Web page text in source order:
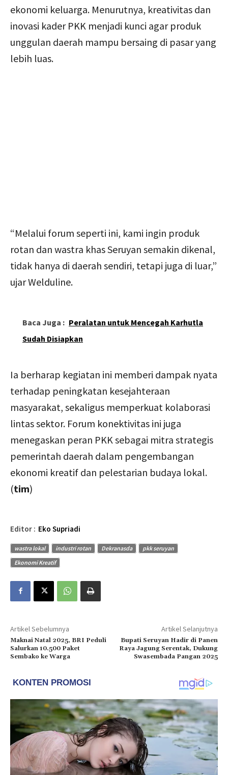
ekonomi keluarga. Menurutnya, kreativitas dan
inovasi kader PKK menjadi kunci agar produk
unggulan daerah mampu bersaing di pasar yang
lebih luas.
“Melalui forum seperti ini, kami ingin produk
rotan dan wastra khas Seruyan semakin dikenal,
tidak hanya di daerah sendiri, tetapi juga di luar,”
ujar Welduline.
Baca Juga : Peralatan untuk Mencegah Karhutla
Sudah Disiapkan
Ia berharap kegiatan ini memberi dampak nyata
terhadap peningkatan kesejahteraan
masyarakat, sekaligus memperkuat kolaborasi
lintas sektor. Forum konektivitas ini juga
menegaskan peran PKK sebagai mitra strategis
pemerintah daerah dalam pengembangan
ekonomi kreatif dan pelestarian budaya lokal.
(tim)
Editor : Eko Supriadi
wastra lokal industri rotan Dekranasda
pkk seruyan
Ekonomi Kreatif
Artikel Sebelumnya
Maknai Natal 2025, BRI Peduli
Salurkan 10.500 Paket
Sembako ke Warga
Artikel Selanjutnya
Bupati Seruyan Hadir di Panen
Raya Jagung Serentak, Dukung
Swasembada Pangan 2025